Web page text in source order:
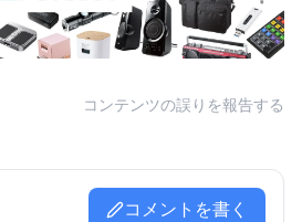
コンテンツの誤りを報告する
コメントを書く